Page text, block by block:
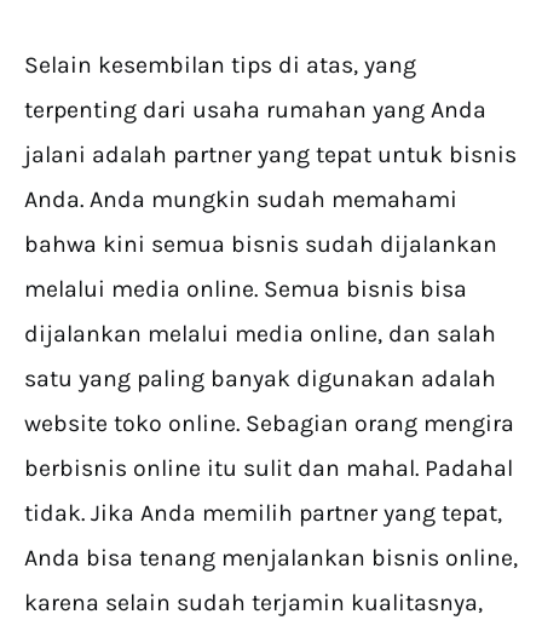
Selain kesembilan tips di atas, yang
terpenting dari usaha rumahan yang Anda
jalani adalah partner yang tepat untuk bisnis
Anda. Anda mungkin sudah memahami
bahwa kini semua bisnis sudah dijalankan
melalui media online. Semua bisnis bisa
dijalankan melalui media online, dan salah
satu yang paling banyak digunakan adalah
website toko online. Sebagian orang mengira
berbisnis online itu sulit dan mahal. Padahal
tidak. Jika Anda memilih partner yang tepat,
Anda bisa tenang menjalankan bisnis online,
karena selain sudah terjamin kualitasnya,